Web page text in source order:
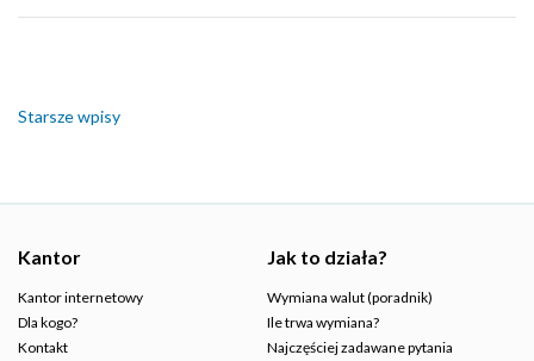
wpisach
Starsze wpisy
Kantor
Kantor internetowy
Dla kogo?
Kontakt
Jak to działa?
Wymiana walut (poradnik)
Ile trwa wymiana?
Najczęściej zadawane pytania